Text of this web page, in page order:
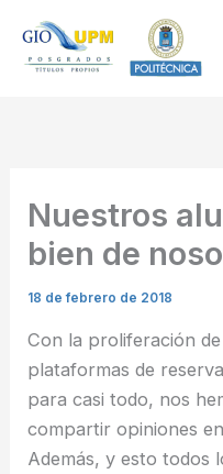
contenido
Nuestros
bien de
18 de febrero de 2018
Con la proliferación
plataformas de
para casi todo, nos
compartir opiniones
Además, y esto todos